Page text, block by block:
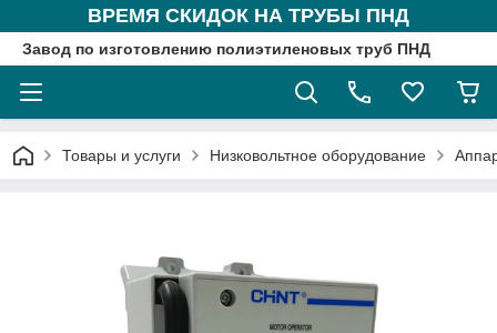
ВРЕМЯ СКИДОК НА ТРУБЫ ПНД
Завод по изготовлению полиэтиленовых труб ПНД
Товары и услуги Низковольтное оборудование